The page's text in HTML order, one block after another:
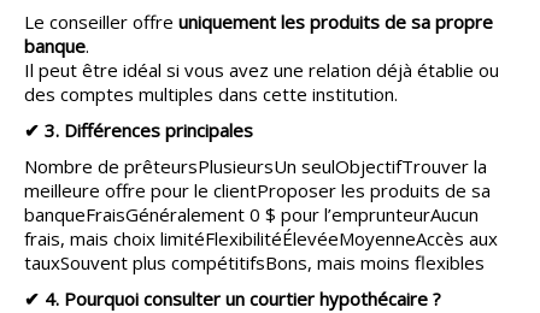
Le conseiller offre uniquement les produits de sa propre
banque.
Il peut être idéal si vous avez une relation déjà établie ou
des comptes multiples dans cette institution.
✔ 3. Différences principales
Nombre de prêteursPlusieursUn seulObjectifTrouver la
meilleure offre pour le clientProposer les produits de sa
banqueFraisGénéralement 0 $ pour l’emprunteurAucun
frais, mais choix limitéFlexibilitéÉlevéeMoyenneAccès aux
tauxSouvent plus compétitifsBons, mais moins flexibles
✔ 4. Pourquoi consulter un courtier hypothécaire ?